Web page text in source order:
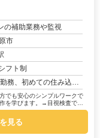
の補助業務や監視
市
フト制
いですよね。でも大丈夫！株式会社京栄センターなら、あなたをしっかり...
でも安心のシンプルワークで
を学びます。→目視検査で
見る